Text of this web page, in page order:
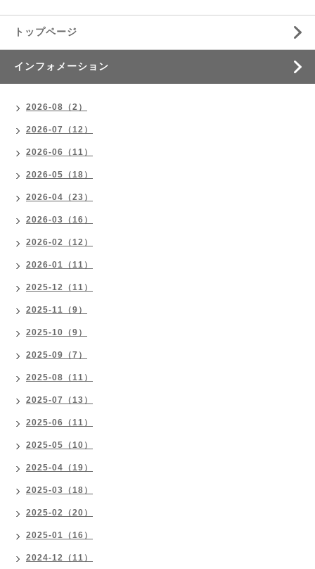
トップページ
インフォメーション
2026-08（2）
2026-07（12）
2026-06（11）
2026-05（18）
2026-04（23）
2026-03（16）
2026-02（12）
2026-01（11）
2025-12（11）
2025-11（9）
2025-10（9）
2025-09（7）
2025-08（11）
2025-07（13）
2025-06（11）
2025-05（10）
2025-04（19）
2025-03（18）
2025-02（20）
2025-01（16）
2024-12（11）